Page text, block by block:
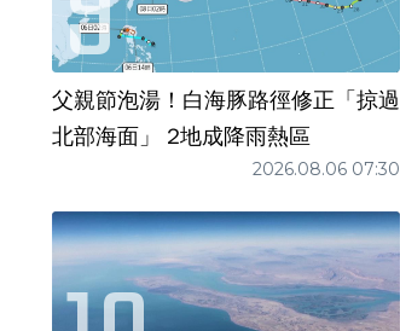
父親節泡湯！白海豚路徑修正「掠過
北部海面」 2地成降雨熱區
2026.08.06 07:30